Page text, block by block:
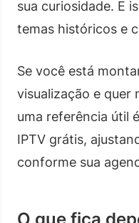
sua curiosidade. E
temas históricos e
Se você está
visualização e
uma referência útil
IPTV grátis,
conforme sua